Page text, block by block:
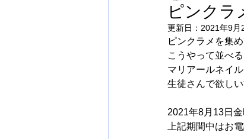
ピンクラ
更新日： 2021年9月
ピンクラメを集
こうやって並べ
マリアールネイ
生徒さんで欲し
2021年8月13日
上記期間中はお